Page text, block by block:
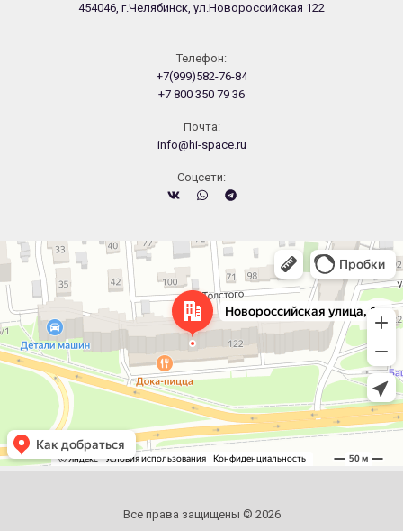
454046, г.Челябинск, ул.Новороссийская 122
Телефон:
+7(999)582-76-84
+7 800 350 79 36
Почта:
info@hi-space.ru
Cоцсети:
Челябинск
Новороссийская улица, 122 — Яндекс.Карты
Все права защищены © 2026